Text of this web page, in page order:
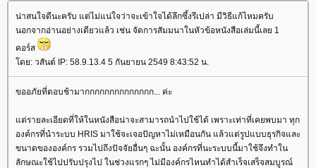
น่าสนใจดีนะครับ แต่ไม่แน่ใจว่าจะเข้าใจได้ลึกซึ้งรึเปล่า มีวิธีแก้ไหมครับ
นอกจากอ่านอย่างเดียวแล้ว เช่น จัดการสัมมนาในหัวข้อหนังสือเล่มนี้เลย 1
คอร์ส
ดย: วสันต์ IP: 58.9.13.4 5 กันยายน 2549 8:43:52 น.
ขออภัยที่ตอบช้ามากกกกกกกกกกกกกก... ค่ะ
ต่รายละเอียดที่ให้ในหนังสือน่าจะสามารถนำไปใช้ได้ เพราะเท่าที่เคยพบมา ทุก
องค์กรที่นำระบบ HRIS มาใช้จะเจอปัญหาไม่เหมือนกัน แล้วแต่รูปแบบธุรกิจและ
ขนาดขององค์กร รวมไปถึงปัจจัยอื่นๆ ฉะนั้น องค์กรที่นะระบบนี้มาใช้จึงทำใน
ลักษณะใช้ไปปรับปรุงไป ในช่วงแรกๆ ไม่มีองค์กรไหนทำได้สำเร็จเสร็จสมบูรณ์